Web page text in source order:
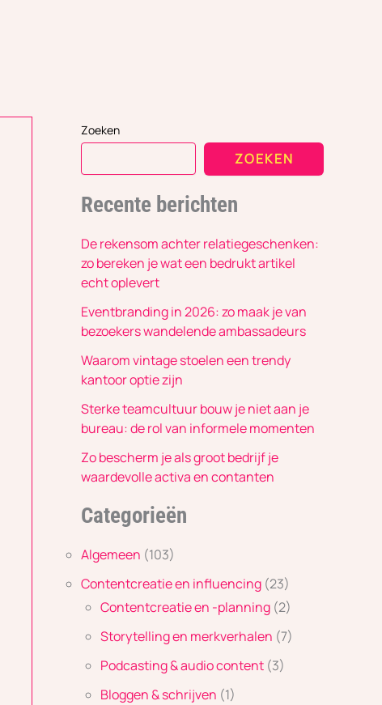
Zoeken
ZOEKEN
Recente berichten
De rekensom achter relatiegeschenken:
zo bereken je wat een bedrukt artikel
echt oplevert
Eventbranding in 2026: zo maak je van
bezoekers wandelende ambassadeurs
Waarom vintage stoelen een trendy
kantoor optie zijn
Sterke teamcultuur bouw je niet aan je
bureau: de rol van informele momenten
Zo bescherm je als groot bedrijf je
waardevolle activa en contanten
Categorieën
Algemeen (103)
Contentcreatie en influencing (23)
Contentcreatie en -planning (2)
Storytelling en merkverhalen (7)
Podcasting & audio content (3)
Bloggen & schrijven (1)